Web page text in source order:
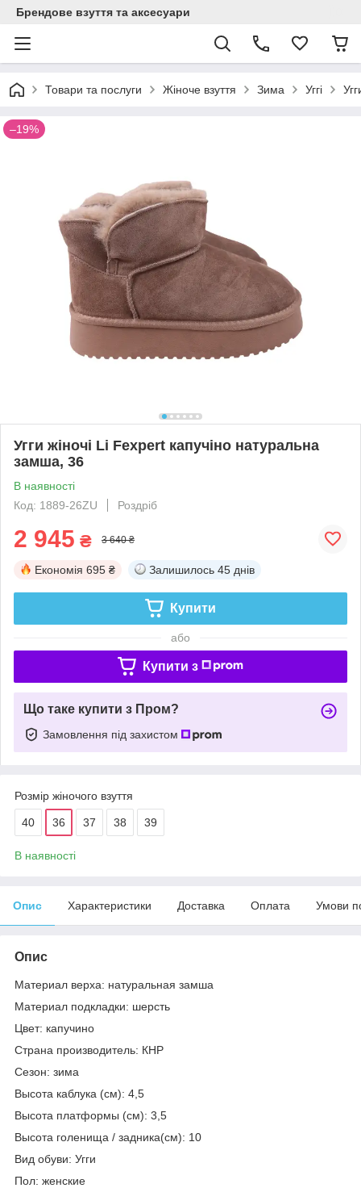
Брендове взуття та аксесуари
Товари та послуги Жіноче взуття Зима Уггі
–19%
Угги жіночі Li Fexpert капучіно натуральна
замша, 36
В наявності
Код: 1889-26ZU
Роздріб
2 945 ₴ 3 640 ₴
Економія 695 ₴ Залишилось 45 днів
Купити
або
Купити з
Що таке купити з Пром?
Замовлення під захистом
Розмір жіночого взуття
40 36 37 38 39
В наявності
Опис Характеристики Доставка Оплата Умови
Опис
Материал верха: натуральная замша
Материал подкладки: шерсть
Цвет: капучино
Страна производитель: КНР
Сезон: зима
Высота каблука (см): 4,5
Высота платформы (см): 3,5
Высота голенища / задника(см): 10
Вид обуви: Угги
Пол: женские